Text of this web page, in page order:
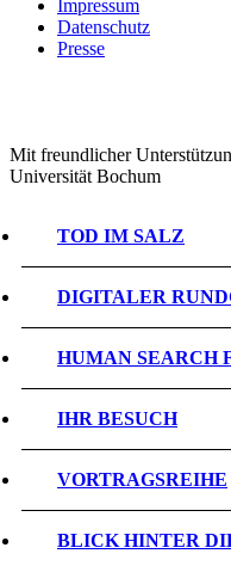
Impressum
Datenschutz
Presse
Mit freundlicher
Universität Bochum
TOD IM SALZ
DIGITALER
HUMAN SEARCH
IHR BESUCH
VORTRAGSREIHE
BLICK HINTER